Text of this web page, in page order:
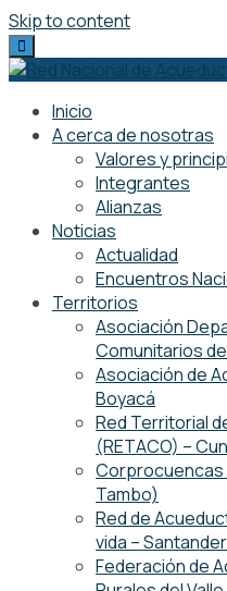
Skip to content
Inicio
A cerca de nosotras
Valores y
Integrantes
Alianzas
Noticias
Actualidad
Encuentros
Territorios
Asociación
Comunitarios
Asociación de
Boyacá
Red Territorial
(RETACO) –
Corprocuencas
Tambo)
Red de
vida – Santander
Federación de